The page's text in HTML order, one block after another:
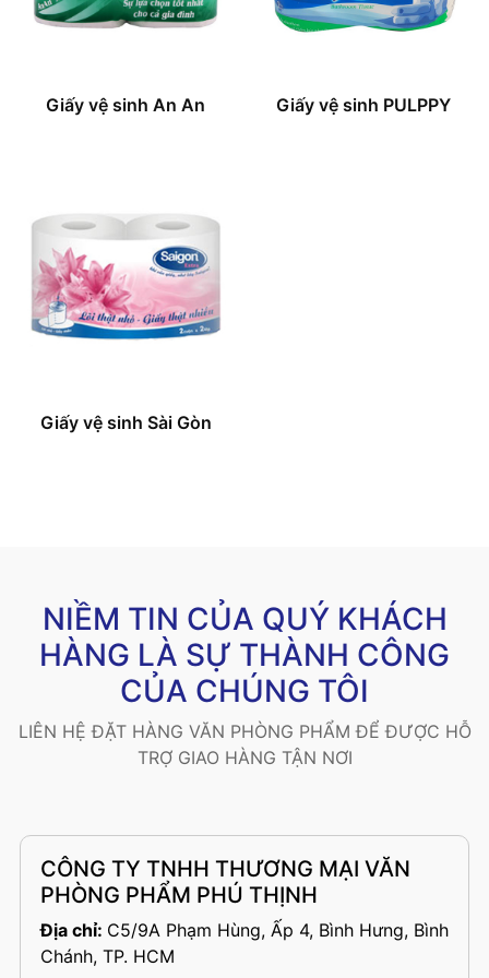
Giấy vệ sinh An An Giấy vệ sinh PULPPY
Giấy vệ sinh Sài Gòn
NIỀM TIN CỦA QUÝ KHÁCH
HÀNG LÀ SỰ THÀNH CÔNG
CỦA CHÚNG TÔI
LIÊN HỆ ĐẶT HÀNG VĂN PHÒNG PHẨM ĐỂ ĐƯỢC HỖ
TRỢ GIAO HÀNG TẬN NƠI
CÔNG TY TNHH THƯƠNG MẠI VĂN
PHÒNG PHẨM PHÚ THỊNH
Địa chỉ: C5/9A Phạm Hùng, Ấp 4, Bình Hưng, Bình
Chánh, TP. HCM